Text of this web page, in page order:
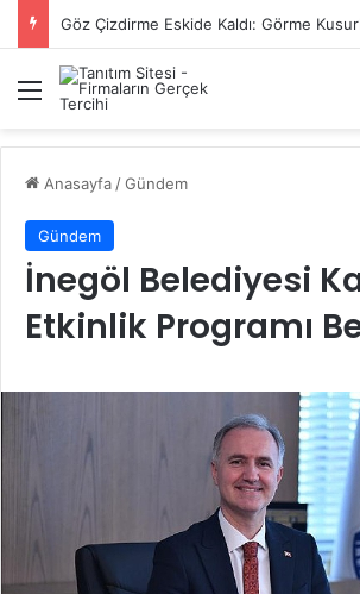
Başiskele Acil Çilingir Hizmeti İçin
Menü
Anasayfa /Gündem
Gündem
İnegöl Belediyesi
Etkinlik Programı